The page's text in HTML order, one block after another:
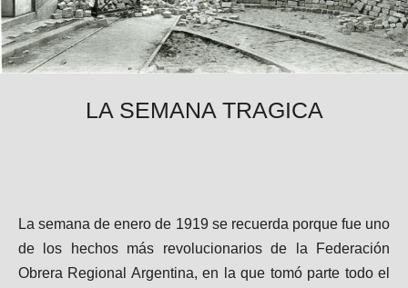
LA SEMANA TRAGICA
La semana de enero de 1919 se recuerda porque fue uno
de los hechos más revolucionarios de la Federación
Obrera Regional Argentina, en la que tomó parte todo el